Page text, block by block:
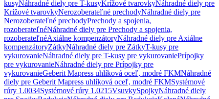
kusyNáhradné diely pre T-kusyKrížové tvarovkyNáhradné diely pre
Krížové tvarovkyNerozoberateľné prechodyNáhradné diely pre
Nerozoberateľné prechodyPrechody a spojenia,
rozoberateľnéNáhradné diely pre Prechody a spojenia,
rozoberateľnéAxiálne kompenzátoryNáhradné diely pre Axiálne
kompenzátoryZátkyNáhradné diely pre ZátkyT-kusy pre
vykurovanieNáhradné diely pre T-kusy pre vykurovaniePrípojky
pre vykurovanieNáhradné diely pre Prípojky pre
vykurovanieGeberit Mapress uhlíková oceľ, modré FKMNáhradné
diely pre Geberit Mapress uhlíková oceľ, modré FKMSystémové
rúry 1.0034Systémové rúry 1.0215VsuvkySpojkyNáhradné diely